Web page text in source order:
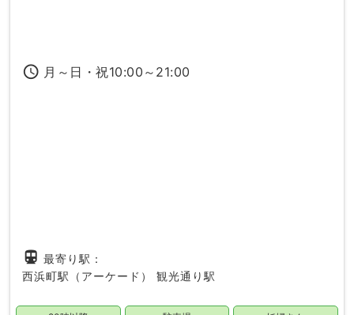
access_time 月～日・祝10:00～21:00
directions_subway 最寄り駅：
西浜町駅（アーケード）
観光通り駅